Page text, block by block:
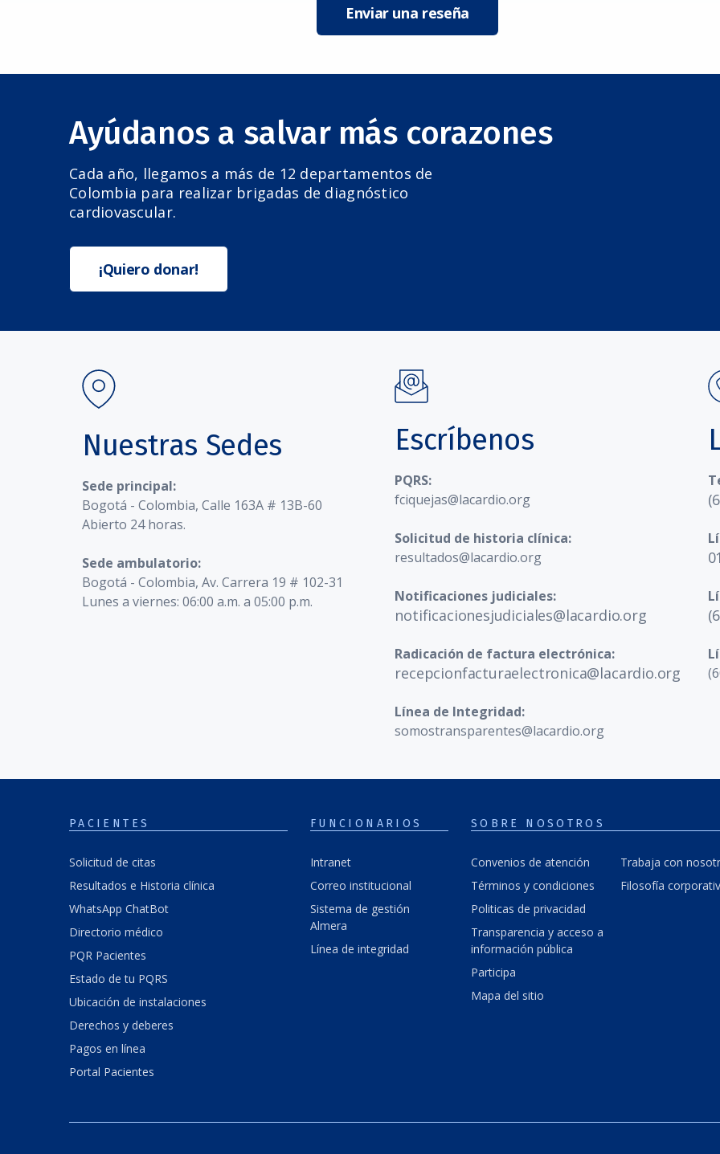
Enviar una reseña
Ayúdanos a salvar más corazones
Cada año, llegamos a más de 12 departamentos de
Colombia para realizar brigadas de diagnóstico
cardiovascular.
¡Quiero donar!
Nuestras Sedes
Sede principal:
Bogotá - Colombia, Calle 163A # 13B-60
Abierto 24 horas.
Sede ambulatorio:
Bogotá - Colombia, Av. Carrera 19 # 102-31
Lunes a viernes: 06:00 a.m. a 05:00 p.m.
Escríbenos
PQRS:
fciquejas@lacardio.org
Solicitud de historia clínica:
resultados@lacardio.org
Notificaciones judiciales:
notificacionesjudiciales@lacardio.org
Radicación de factura electrónica:
recepcionfacturaelectronica@lacardio.org
Línea de Integridad:
somostransparentes@lacardio.org
PACIENTES
Solicitud de citas
Resultados e Historia clínica
WhatsApp ChatBot
Directorio médico
PQR Pacientes
Estado de tu PQRS
Ubicación de instalaciones
Derechos y deberes
Pagos en línea
Portal Pacientes
FUNCIONARIOS
Intranet
Correo institucional
Sistema de gestión
Almera
Línea de integridad
SOBRE NOSOTROS
Convenios de atención
Términos y condiciones
Politicas de privacidad
Transparencia y acceso a
información pública
Participa
Mapa del sitio
Trabaja con
Filosofía